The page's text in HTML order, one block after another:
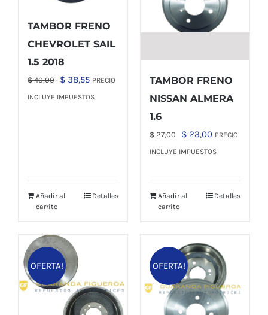
TAMBOR FRENO
CHEVROLET SAIL
1.5 2018
$40,00
El
precio
$ 38,55El
precio
PRECIO
INCLUYE IMPUESTOS
Añadir al
carrito
Detalles
TAMBOR FRENO
NISSAN ALMERA
1.6
$27,00
El
precio
$ 27,00.
$ 23,00El
precio
$ 23,00.
PRECIO
INCLUYE IMPUESTOS
Añadir al
carrito
Detalles
OFERTA! OFERTA!